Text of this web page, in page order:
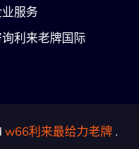
服务
利来老牌国际
w66利来最给力老牌 .